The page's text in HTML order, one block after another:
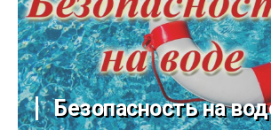
Безопасность на